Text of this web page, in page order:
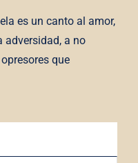
es un canto al amor,
adversidad, a no
que